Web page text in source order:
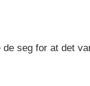
seg for at det